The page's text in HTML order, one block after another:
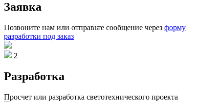
Заявка
Позвоните нам или отправьте сообщение через форму
разработки под заказ
2
Разработка
Просчет или разработка светотехнического проекта